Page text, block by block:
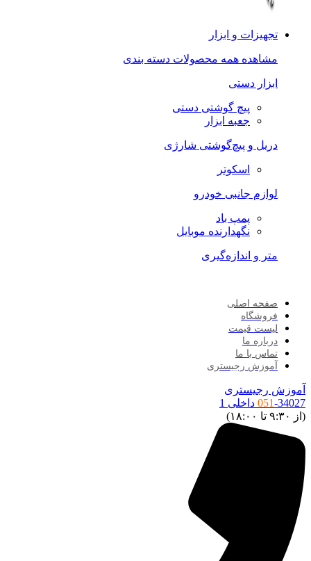
تجهیزات و ابزار
مشاهده همه محصولات دسته بندی
ابزار دستی
پیچ گوشتی دستی
جعبه ابزار
دریل و پیچ‌گوشتی شارژی
اسکوتر
لوازم جانبی خودرو
پمپ باد
نگهدارنده موبایل
متر و اندازه‌گیری
صفحه اصلی
فروشگاه
لیست قیمت
درباره ما
تماس با ما
آموزش رجیستری
رجیستری
051داخلی 1
تا ۱۸:۰۰)